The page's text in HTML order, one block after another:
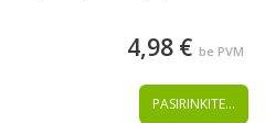
4,98 € be PVM
PASIRINKITE...